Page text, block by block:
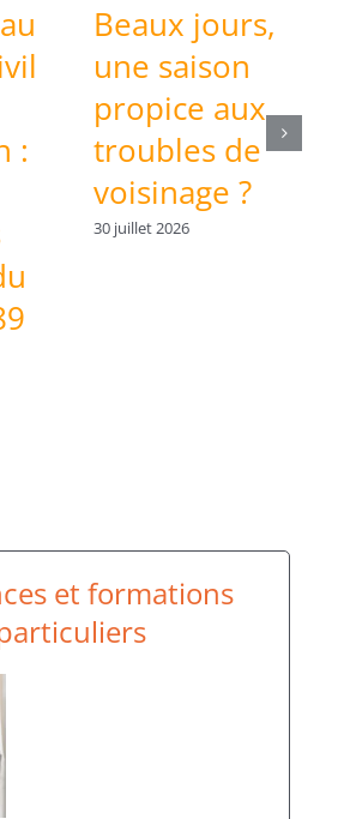
:
Beaux jours,
une saison
propice aux
troubles de
voisinage ?
30 juillet 2026
et formations